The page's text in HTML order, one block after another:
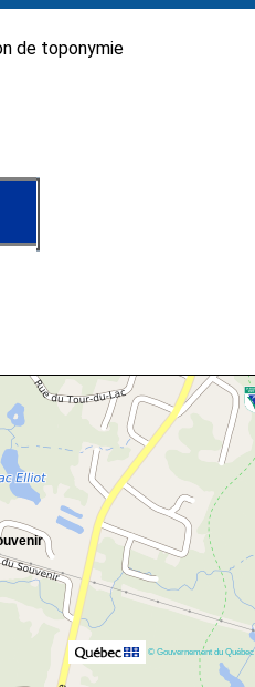
de toponymie
© Gouvernement du Québec